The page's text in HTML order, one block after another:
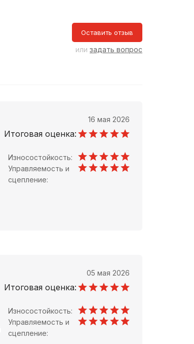
Оставить отзыв
или задать вопрос
16 мая 2026
Итоговая оценка:
Износостойкость:
Управляемость и
сцепление:
05 мая 2026
Итоговая оценка:
Износостойкость:
Управляемость и
сцепление: